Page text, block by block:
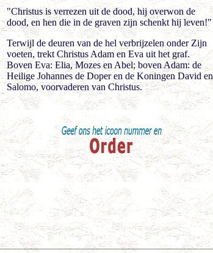
"Christus is verrezen uit de dood, hij overwon de
dood, en hen die in de graven zijn schenkt hij leven!"
Terwijl de deuren van de hel verbrijzelen onder Zijn
voeten, trekt Christus Adam en Eva uit het graf.
Boven Eva: Elia, Mozes en Abel; boven Adam: de
Heilige Johannes de Doper en de Koningen David en
Salomo, voorvaderen van Christus.